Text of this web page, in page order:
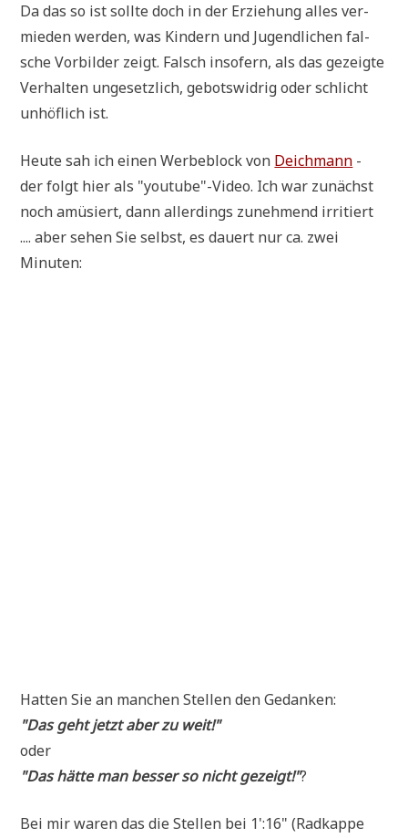
Da das so ist soll­te doch in der Erzie­hung alles ver­
mie­den wer­den, was Kin­dern und Jugend­li­chen fal­
sche Vor­bil­der zeigt. Falsch inso­fern, als das gezeig­te
Ver­hal­ten unge­setz­lich, gebots­wid­rig oder schlicht
unhöf­lich ist.
Heu­te sah ich einen Wer­be­block von Deich­mann -
der folgt hier als "youtube"-Video. Ich war zunächst
noch amü­siert, dann aller­dings zuneh­mend irri­tiert
.... aber sehen Sie selbst, es dau­ert nur ca. zwei
Minuten:
Hat­ten Sie an man­chen Stel­len den Gedanken:
"Das geht jetzt aber zu weit!"
oder
"Das hät­te man bes­ser so nicht gezeigt!"?
Bei mir waren das die Stel­len bei 1':16" (Rad­kap­pe